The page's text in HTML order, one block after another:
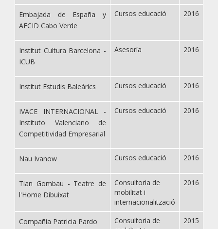
Embajada de España y
AECID Cabo Verde
Cursos educació 2016
Institut Cultura Barcelona -
ICUB
Asesoría 2016
Institut Estudis Baleàrics Cursos educació 2016
IVACE INTERNACIONAL -
Instituto Valenciano de
Competitividad Empresarial
Cursos educació 2016
Nau Ivanow Cursos educació 2016
Tian Gombau - Teatre de
l'Home Dibuixat
Consultoria de
mobilitat i
internacionalització
2016
Compañía Patricia Pardo
Consultoria de
2015